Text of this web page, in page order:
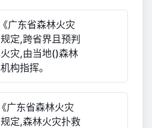
广东省森林火灾
定,跨省界且预判
灾,由当地()森林
构指挥。
广东省森林火灾
定,森林火灾扑救